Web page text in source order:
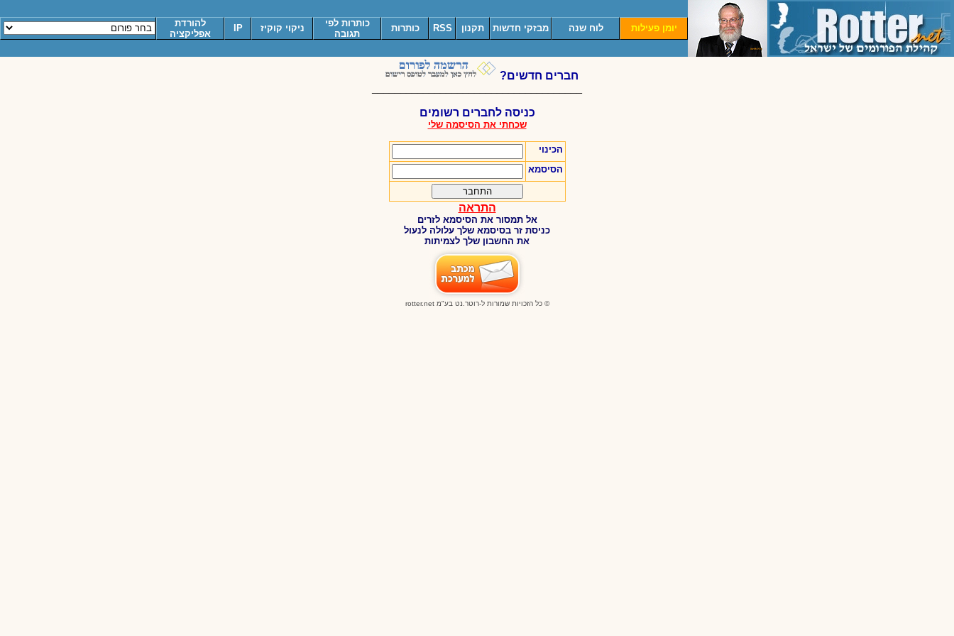
יומן פעילות לוח שנה מבזקי חדשות תקנון RSS כותרות
כותרות לפי
תגובה
ניקוי קוקיז IP
להורדת
אפליקציה
חברים חדשים?
כניסה לחברים רשומים
שכחתי את הסיסמה שלי
הכינוי
הסיסמא
התראה
אל תמסור את הסיסמא לזרים
כניסת זר בסיסמא שלך עלולה לנעול
את החשבון שלך לצמיתות
© כל הזכויות שמורות ל-רוטר.נט בע"מrotter.net